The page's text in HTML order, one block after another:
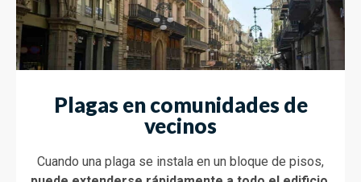
Plagas en comunidades de
vecinos
Cuando una plaga se instala en un bloque de pisos,